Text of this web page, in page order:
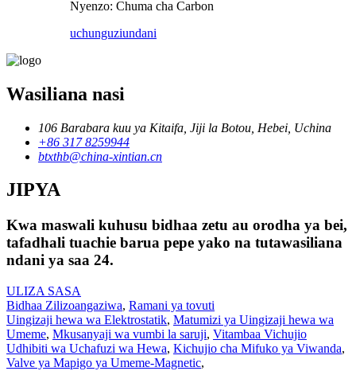
Nyenzo: Chuma cha Carbon
uchunguziundani
Wasiliana nasi
106 Barabara kuu ya Kitaifa, Jiji la Botou, Hebei, Uchina
+86 317 8259944
btxthb@china-xintian.cn
JIPYA
Kwa maswali kuhusu bidhaa zetu au orodha ya bei,
tafadhali tuachie barua pepe yako na tutawasiliana
ndani ya saa 24.
ULIZA SASA
Bidhaa Zilizoangaziwa, Ramani ya tovuti
Uingizaji hewa wa Elektrostatik, Matumizi ya Uingizaji hewa wa
Umeme, Mkusanyaji wa vumbi la saruji, Vitambaa Vichujio
Udhibiti wa Uchafuzi wa Hewa, Kichujio cha Mifuko ya Viwanda,
Valve ya Mapigo ya Umeme-Magnetic,